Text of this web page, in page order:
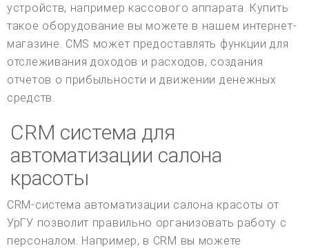
устройств, например кассового аппарата. Купить
такое оборудование вы можете в нашем интернет-
магазине. CMS может предоставлять функции для
отслеживания доходов и расходов, создания
отчетов о прибыльности и движении денежных
средств.
CRM система для
автоматизации салона
красоты
CRM-система автоматизации салона красоты от
УрГУ позволит правильно организовать работу с
персоналом. Например, в CRM вы можете